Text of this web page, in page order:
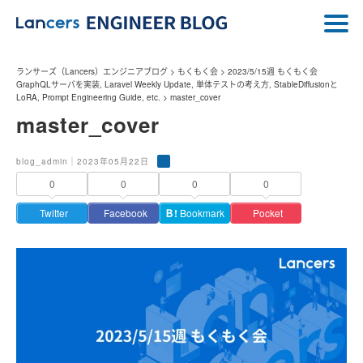
ランサーズ（Lancers）エンジニアブログ > もくもく会 > 2023/5/15週 もくもく会
GraphQLサーバを実装, Laravel Weekly Update, 単体テストの考え方, StableDiffusionと
LoRA, Prompt Engineering Guide, etc. > master_cover
master_cover
blog_admin｜2023年05月22日
0
Twitter
0
Facebook
0
Ｂ! Bookmark
0
Pocket